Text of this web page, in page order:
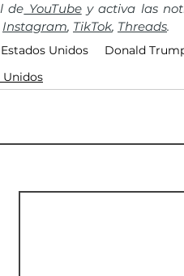
de YouTube y activa las
Instagram, TikTok, Threads.
Estados Unidos Donald
Unidos